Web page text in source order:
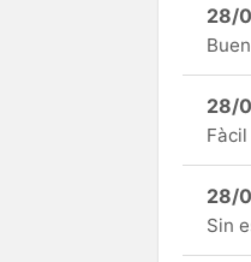
28/
28/
28/
Sin